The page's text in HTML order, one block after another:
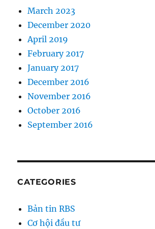
March 2023
December 2020
April 2019
February 2017
January 2017
December 2016
November 2016
October 2016
September 2016
CATEGORIES
Bản tin RBS
Cơ hội đầu tư